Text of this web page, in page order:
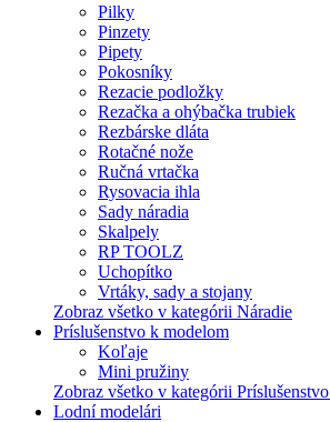
Pilky
Pinzety
Pipety
Pokosníky
Rezacie podložky
Rezačka a ohýbačka trubiek
Rezbárske dláta
Rotačné nože
Ručná vrtačka
Rysovacia ihla
Sady náradia
Skalpely
RP TOOLZ
Uchopítko
Vrtáky, sady a stojany
Zobraz všetko v kategórii Náradie
Príslušenstvo k modelom
Koľaje
Mini pružiny
Zobraz všetko v kategórii
Lodní modelári